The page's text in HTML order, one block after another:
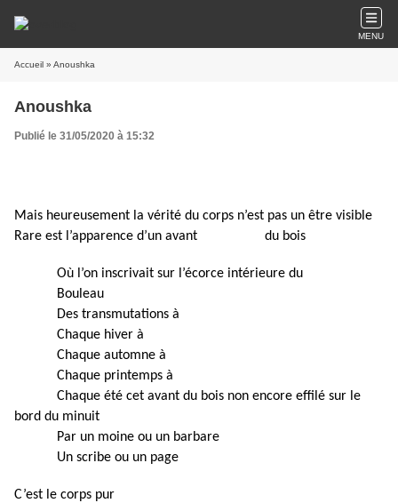
MENU
Accueil » Anoushka
Anoushka
Publié le 31/05/2020 à 15:32
Mais heureusement la vérité du corps n’est pas un être visible
Rare est l’apparence d’un avant du bois
Où l’on inscrivait sur l’écorce intérieure du
Bouleau
Des transmutations à
Chaque hiver à
Chaque automne à
Chaque printemps à
Chaque été cet avant du bois non encore effilé sur le
bord du minuit
Par un moine ou un barbare
Un scribe ou un page
C’est le corps pur